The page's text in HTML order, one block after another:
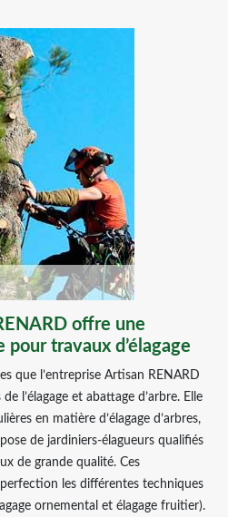
offre une
travaux d’élagage
que l’entreprise Artisan RENARD
l’élagage et abattage d’arbre. Elle
en matière d’élagage d’arbres,
de jardiniers-élagueurs qualifiés
de grande qualité. Ces
les différentes techniques
ornemental et élagage fruitier).